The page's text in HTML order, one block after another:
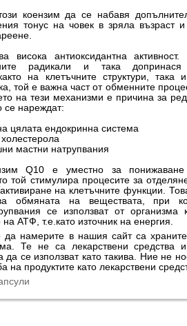
коензим да се набавя
тонус на човек в зряла възраст
висока антиоксидантна активност.
радикали и така
на клетъчните структури, така
той е важна част от обменните
на тези механизми е причина за
се нареждат:
цялата ендокринна система
мастни натрупвания
Q10 е уместно за
той стимулира процесите за
на клетъчните функции.
обмяната на веществата, при
се използват от организма
на АТФ, т.е.като източник на енергия.
да намерите в нашия сайт са
Те не са лекарствени средства
да се използват като такива. Ние не
на продуктите като лекарствени